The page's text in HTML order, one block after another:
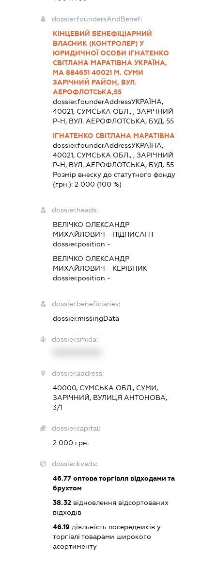
dossier.foundersAndBenef:
КІНЦЕВИЙ БЕНЕФІЦІАРНИЙ
ВЛАСНИК (КОНТРОЛЕР) У
ЮРИДИЧНОЇ ОСОБИ ІГНАТЕНКО
СВІТЛАНА МАРАТІВНА УКРАЇНА,
МА 884651 40021 М. СУМИ
ЗАРІЧНИЙ РАЙОН, ВУЛ.
АЕРОФЛОТСЬКА,55
dossier.founderAddressУКРАЇНА,
40021, СУМСЬКА ОБЛ., , ЗАРІЧНИЙ
Р-Н, ВУЛ. АЕРОФЛОТСЬКА, БУД. 55
ІГНАТЕНКО СВІТЛАНА МАРАТІВНА
dossier.founderAddressУКРАЇНА,
40021, СУМСЬКА ОБЛ., , ЗАРІЧНИЙ
Р-Н, ВУЛ. АЕРОФЛОТСЬКА, БУД. 55
Розмір внеску до статутного фонду
(грн.): 2 000 (100 %)
dossier.heads:
ВЕЛІЧКО ОЛЕКСАНДР
МИХАЙЛОВИЧ - ПІДПИСАНТ
dossier.position -
ВЕЛІЧКО ОЛЕКСАНДР
МИХАЙЛОВИЧ - КЕРІВНИК
dossier.position -
dossier.beneficiaries:
dossier.missingData
dossier.smida:
dossier.address:
40000, СУМСЬКА ОБЛ., СУМИ,
ЗАРІЧНИЙ, ВУЛИЦЯ АНТОНОВА,
3/1
dossier.capital:
2 000 грн.
dossier.kveds:
46.77оптова торгівля відходами та
брухтом
38.32відновлення відсортованих
відходів
46.19діяльність посередників у
торгівлі товарами широкого
асортименту